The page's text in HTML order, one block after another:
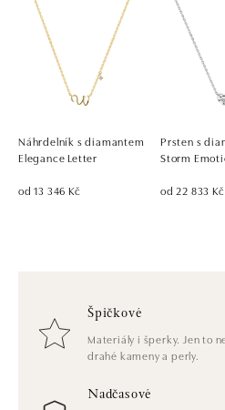
Náhrdelník s diamantem
Elegance Letter
od 13 346 Kč
Prsten s
Storm
od 22 833 Kč
Špičkové
Materiály i šperky. Jen to
drahé kameny a perly.
Nadčasové